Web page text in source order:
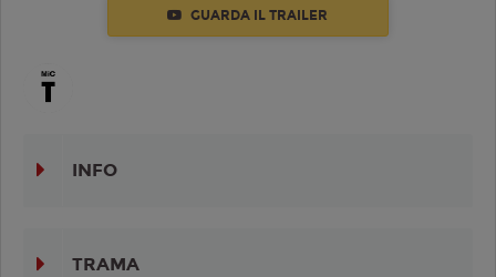
GUARDA IL TRAILER
INFO
TRAMA